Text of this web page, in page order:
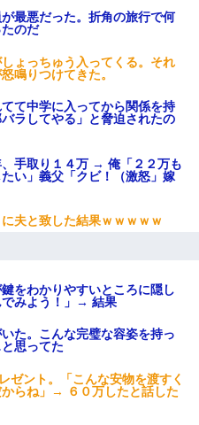
生まれた姪が義弟の子じゃな
…
から。お前も彫れ」 → 結果…
たね…部屋くる？」ワイ「行
？」嫁「臭いんだよ！キモオ
る。で、なんで告白してきた
になってて気づくと逃げ場が
ゃうよ」って泣いてたら…
せて」私「しつこい、学校斡
に通報したら「志望校を変え
最悪だった。折角の旅行で何
のだ
ょっちゅう入ってくる。それ
鳴りつけてきた。
て中学に入ってから関係を持
ラしてやる」と脅迫されたの
、手取り１４万 → 俺「２２万も
い」義父「クビ！（激怒」嫁
夫と致した結果ｗｗｗｗｗ
をわかりやすいところに隠し
でみよう！」→ 結果
た。こんな完璧な容姿を持っ
思ってた
ゼント。「こんな安物を渡すく
らね」→ ６０万したと話した